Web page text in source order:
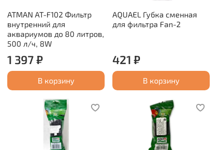
ATMAN AT-F102 Фильтр
внутренний для
аквариумов до 80 литров,
500 л/ч, 8W
1 397 ₽
В корзину
AQUAEL Губка сменная
для фильтра Fan-2
421 ₽
В корзину